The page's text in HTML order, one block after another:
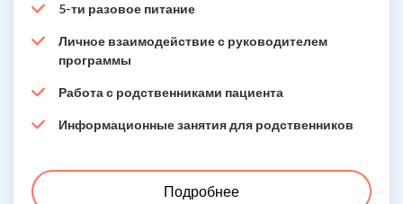
5-ти разовое питание
Личное взаимодействие с руководителем
программы
Работа с родственниками пациента
Информационные занятия для родственников
Подробнее